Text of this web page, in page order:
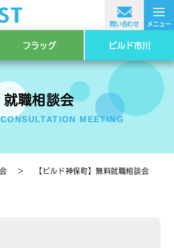
≡
メニュー
問い合わせ
フラッグ ビルド市川
就職相談会
MEETING
＞
【ビルド神保町】無料就職相談会